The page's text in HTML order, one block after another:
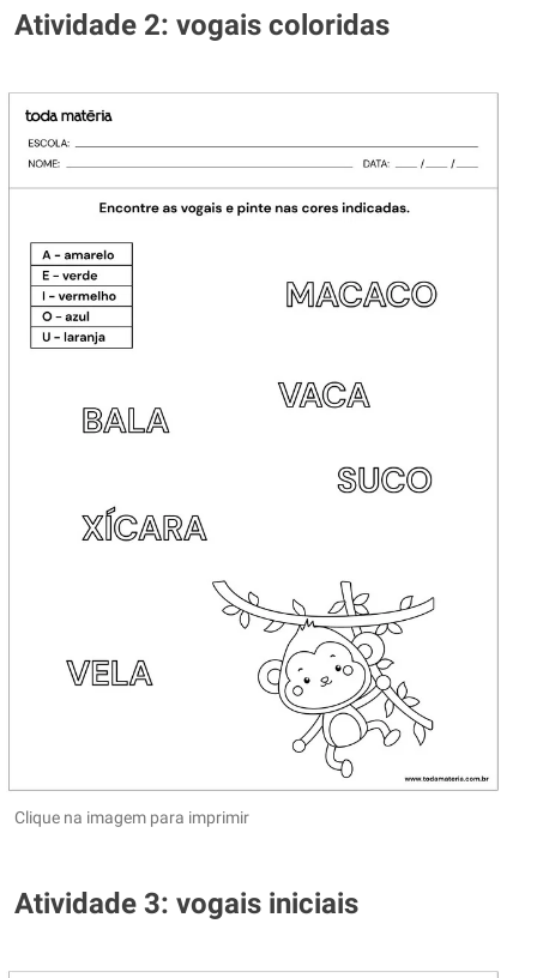
Atividade 2: vogais coloridas
Clique na imagem para imprimir
Atividade 3: vogais iniciais